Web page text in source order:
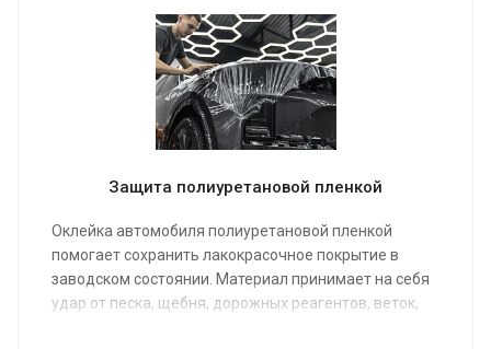
Защита полиуретановой пленкой
Оклейка автомобиля полиуретановой пленкой
помогает сохранить лакокрасочное покрытие в
заводском состоянии. Материал принимает на себя
удар от песка, щебня, дорожных реагентов, веток,